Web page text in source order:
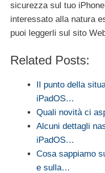
sicurezza sul tuo
interessato alla natura
puoi leggerli sul sito
Related Posts:
Il punto della
iPadOS…
Quali novità ci
Alcuni dettagli
iPadOS…
Cosa sappiamo
e sulla…